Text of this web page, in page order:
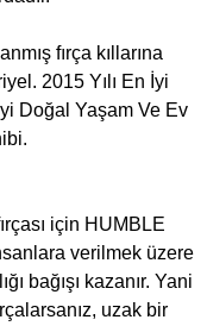
fırça kıllarına
2015 Yılı En İyi
Doğal Yaşam Ve Ev
için HUMBLE
verilmek üzere
bağışı kazanır. Yani
uzak bir